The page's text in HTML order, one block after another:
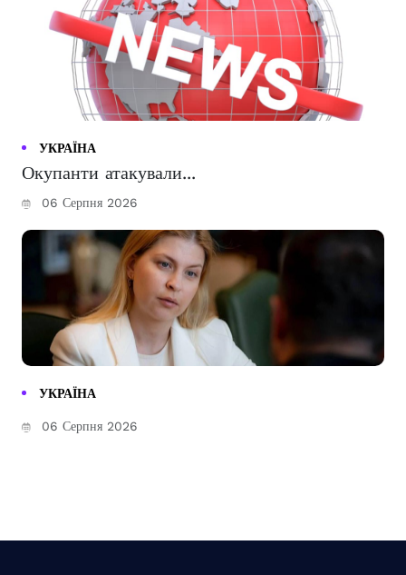
УКРАЇНА
Окупанти атакували...
06 Серпня 2026
УКРАЇНА
06 Серпня 2026